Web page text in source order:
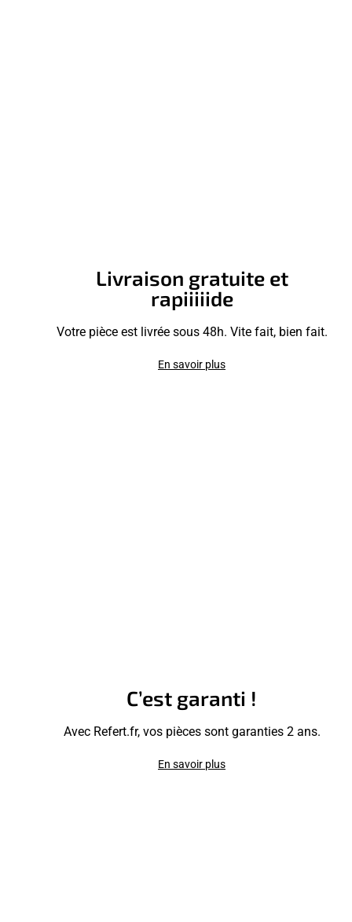
Livraison gratuite et
rapiiiiide
Votre pièce est livrée sous 48h. Vite fait, bien fait.
En savoir plus
C’est garanti !
Avec Refert.fr, vos pièces sont garanties 2 ans.
En savoir plus